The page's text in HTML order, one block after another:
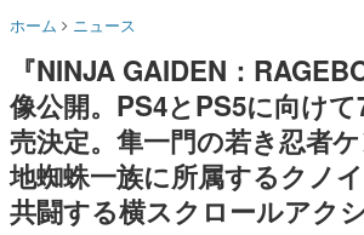
名作ゲームクリエイターの方々に
きます。
赫本
この物語を解いてはいけない。『
の形をした短編ホラー小説集です。
新世代に訊く
これからのデジタルゲーム市場を
PC（Steam）、PS5、Xbox、
ホーム ニュース
『NINJA GAIDEN：
像公開。PS4とPS5に向け
売決定。隼一門の若き忍者
地蜘蛛一族に所属するクノ
共闘する横スクロールアク